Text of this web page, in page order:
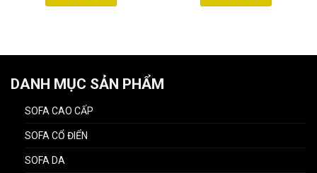
DANH MỤC SẢN PHẨM
SOFA CAO CẤP
SOFA CỔ ĐIỂN
SOFA DA